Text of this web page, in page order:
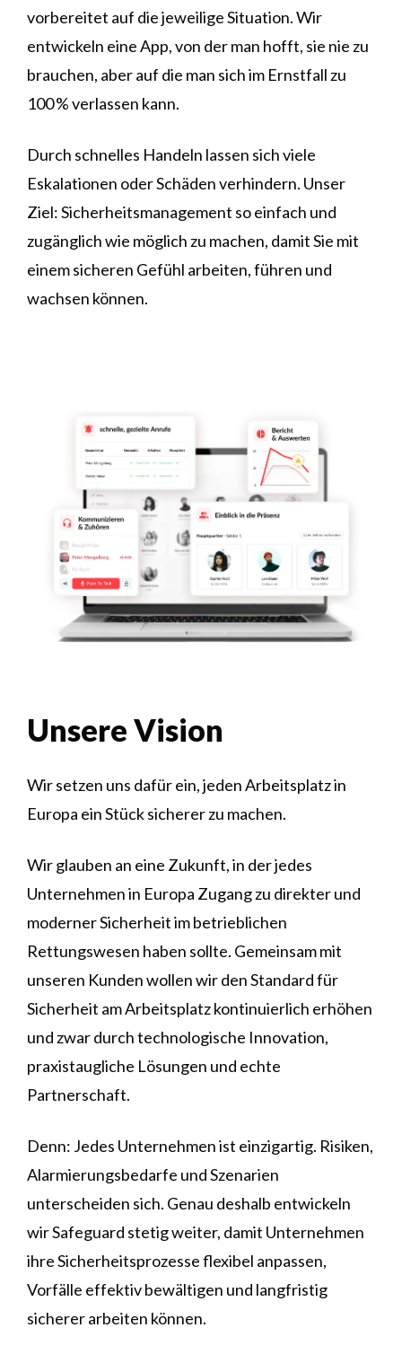
vorbereitet auf die jeweilige Situation. Wir
entwickeln eine App, von der man hofft, sie nie zu
brauchen, aber auf die man sich im Ernstfall zu
100 % verlassen kann.
Durch schnelles Handeln lassen sich viele
Eskalationen oder Schäden verhindern. Unser
Ziel: Sicherheitsmanagement so einfach und
zugänglich wie möglich zu machen, damit Sie mit
einem sicheren Gefühl arbeiten, führen und
wachsen können.
Unsere Vision
Wir setzen uns dafür ein, jeden Arbeitsplatz in
Europa ein Stück sicherer zu machen.
Wir glauben an eine Zukunft, in der jedes
Unternehmen in Europa Zugang zu direkter und
moderner Sicherheit im betrieblichen
Rettungswesen haben sollte. Gemeinsam mit
unseren Kunden wollen wir den Standard für
Sicherheit am Arbeitsplatz kontinuierlich erhöhen
und zwar durch technologische Innovation,
praxistaugliche Lösungen und echte
Partnerschaft.
Denn: Jedes Unternehmen ist einzigartig. Risiken,
Alarmierungsbedarfe und Szenarien
unterscheiden sich. Genau deshalb entwickeln
wir Safeguard stetig weiter, damit Unternehmen
ihre Sicherheitsprozesse flexibel anpassen,
Vorfälle effektiv bewältigen und langfristig
sicherer arbeiten können.